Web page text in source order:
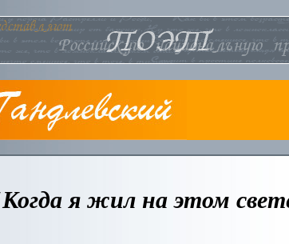
я жил на этом